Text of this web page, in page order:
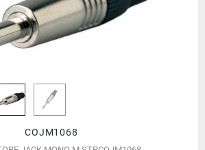
COJM1068